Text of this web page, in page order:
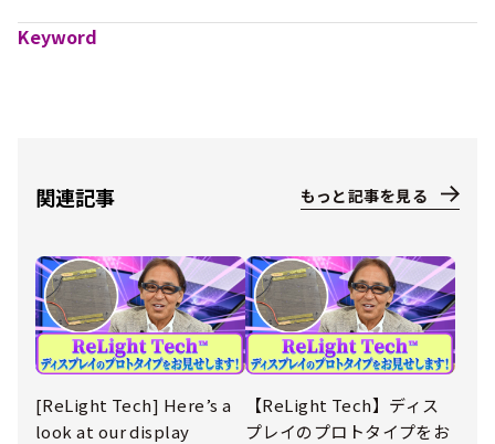
Keyword
関連記事 もっと記事を見る
[ReLight Tech] Here’s a
look at our display
【ReLight Tech】ディス
プレイのプロトタイプをお